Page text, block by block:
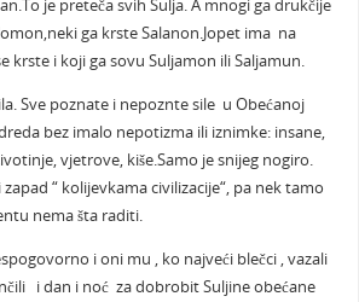
je preteča svih Sulja. A mnogi ga drukčije
ga krste Salanon.Jopet ima na
krste i koji ga sovu Suljamon ili Saljamun.
Sve poznate i nepoznte sile u Obećanoj
bez imalo nepotizma ili iznimke: insane,
vjetrove, kiše.Samo je snijeg nogiro.
“ kolijevkama civilizacije“, pa nek tamo
nema šta raditi.
i oni mu , ko najveći blečci , vazali
i dan i noć za dobrobit Suljine obećane